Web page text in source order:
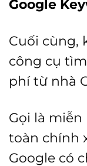
Google
Cuối cùng,
công cụ
phí từ nhà
Gọi là
toàn chính
Google có